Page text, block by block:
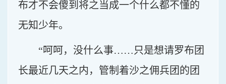
布才不会傻到将之当成一个什么都不懂的
无知少年。
“呵呵，没什么事……只是想请罗布团
长最近几天之内，管制着沙之佣兵团的团